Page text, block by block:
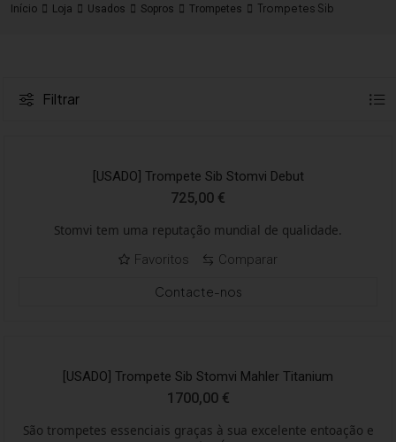
Início Loja Usados Sopros Trompetes Trompetes Sib
Filtrar
[USADO] Trompete Sib Stomvi Debut
725,00 €
Stomvi tem uma reputação mundial de qualidade.
Favoritos
Comparar
Contacte-nos
[USADO] Trompete Sib Stomvi Mahler Titanium
1700,00 €
São trompetes essenciais graças à sua excelente entoação e